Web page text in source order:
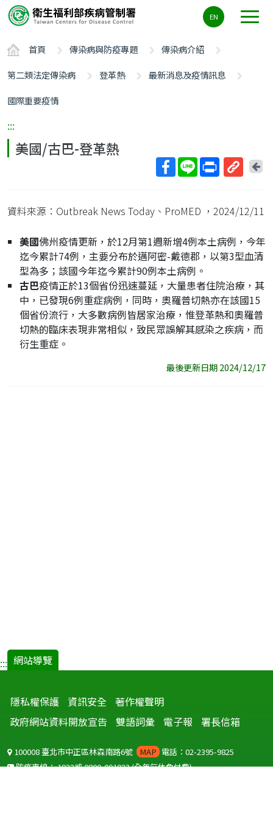
要
容
ALT+C
EN
首頁 傳染病與防疫專題
傳染病介紹
第二類法定傳染病
登革熱
最新消息及疫情訊息
國際重要疫情
:::
美國/古巴-登革熱
短
址
回
資料來源：Outbreak News Today、ProMED ，2024/12/11
美國佛州疫情更新，於12月第1週新增4例本土病例，今年
迄今累計74例，主要分布於邁阿密-戴德郡，以第3型血清
型為多；該國今年迄今累計90例本土病例。
古巴疫情正於13個省份迅速蔓延，大量患者住院治療，其
中，已發現6例重症病例，同時，奧羅普切熱亦在該國15
個省份流行，大多數病例皆居家治療，惟登革熱和奧羅普
切熱的臨床表現非常相似，致民眾誤解其感染之疾病，而
衍生重症。
最後更新日期 2024/12/17
::: 網站導覽
隱私權保護 資訊安全 著作權聲明
政府網站資料開放宣告
雙語詞彙 電子報 署長信箱
100008 臺北市中正區林森南路6號 MAP 電話：02-2395-9825
防疫專線：1922或0800-001922(全年無休免付費)